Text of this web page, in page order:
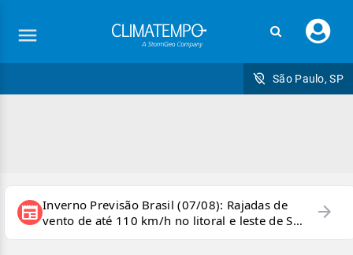
seu
São Paulo, SP
newspaper Inverno Previsão Brasil (07/08): Rajadas de
vento de até 110 km/h no litoral e leste de SP
e sul do RJ
arrow_forward